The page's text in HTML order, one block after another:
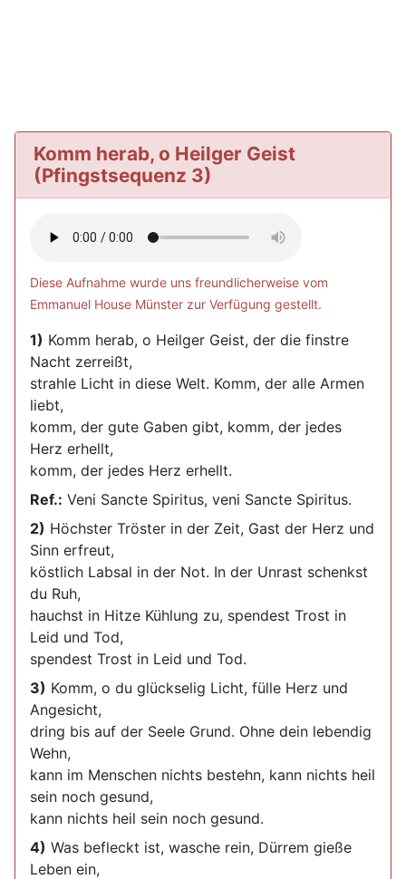
Komm herab, o Heilger Geist
(Pfingstsequenz 3)
Diese Aufnahme wurde uns freundlicherweise vom
Emmanuel House Münster zur Verfügung gestellt.
1) Komm herab, o Heilger Geist, der die finstre
Nacht zerreißt,
strahle Licht in diese Welt. Komm, der alle Armen
liebt,
komm, der gute Gaben gibt, komm, der jedes
Herz erhellt,
komm, der jedes Herz erhellt.
Ref.: Veni Sancte Spiritus, veni Sancte Spiritus.
2) Höchster Tröster in der Zeit, Gast der Herz und
Sinn erfreut,
köstlich Labsal in der Not. In der Unrast schenkst
du Ruh,
hauchst in Hitze Kühlung zu, spendest Trost in
Leid und Tod,
spendest Trost in Leid und Tod.
3) Komm, o du glückselig Licht, fülle Herz und
Angesicht,
dring bis auf der Seele Grund. Ohne dein lebendig
Wehn,
kann im Menschen nichts bestehn, kann nichts heil
sein noch gesund,
kann nichts heil sein noch gesund.
4) Was befleckt ist, wasche rein, Dürrem gieße
Leben ein,